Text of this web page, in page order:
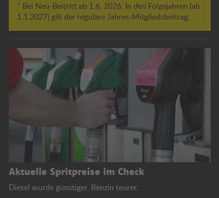
* Bei Neu-Beitritt ab 1.6. 2026. In den Folgejahren (ab
1.1.2027) gilt der reguläre Jahres-Mitgliedsbeitrag.
Aktuelle Spritpreise im Check
Diesel wurde günstiger, Benzin teurer.